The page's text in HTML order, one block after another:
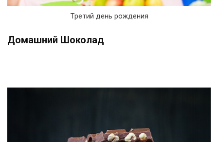
Третий день рождения
Домашний Шоколад